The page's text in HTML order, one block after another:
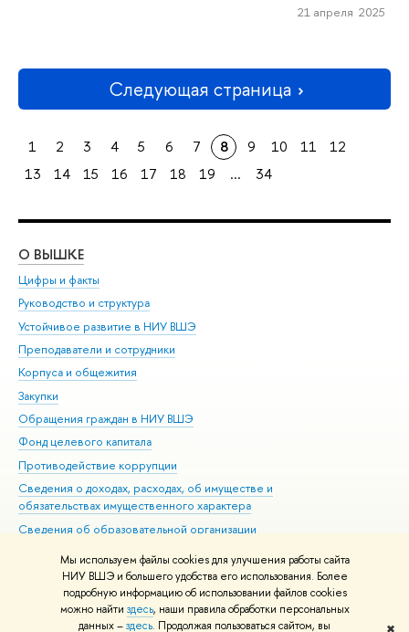
Мы используем файлы cookies для улучшения работы сайта
НИУ ВШЭ и большего удобства его использования. Более
подробную информацию об использовании файлов cookies
можно найти здесь, наши правила обработки персональных
данных –здесь. Продолжая пользоваться сайтом, вы
21 апреля 2025
Следующая страница
1 2 3 4 5 6 7 8 9 10 11
12
13
14 15 16 17 18 19 ... 34
О ВЫШКЕ
Цифры и факты
Руководство и структура
Устойчивое развитие в НИУ ВШЭ
Преподаватели и сотрудники
Корпуса и общежития
Закупки
Обращения граждан в НИУ ВШЭ
Фонд целевого капитала
Противодействие коррупции
Сведения о доходах, расходах, об имуществе и
обязательствах имущественного характера
Сведения об образовательной организации
Людям с ограниченными возможностями здоровья
Единая платежная страница
Работа в Вышке